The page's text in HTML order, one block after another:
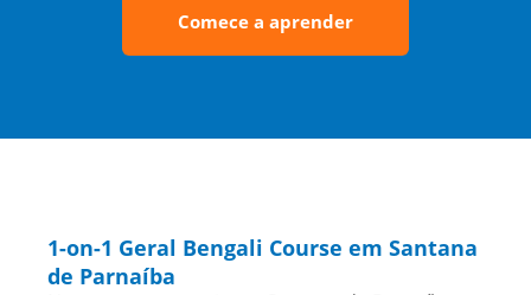
Comece a aprender
1-on-1 Geral Bengali Course em Santana
de Parnaíba